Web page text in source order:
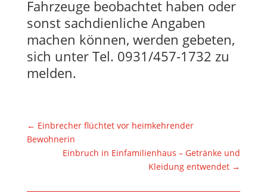
Fahrzeuge beobachtet haben oder
sonst sachdienliche Angaben
machen können, werden gebeten,
sich unter Tel. 0931/457-1732 zu
melden.
← Einbrecher flüchtet vor heimkehrender
Bewohnerin
Einbruch in Einfamilienhaus – Getränke und
Kleidung entwendet →